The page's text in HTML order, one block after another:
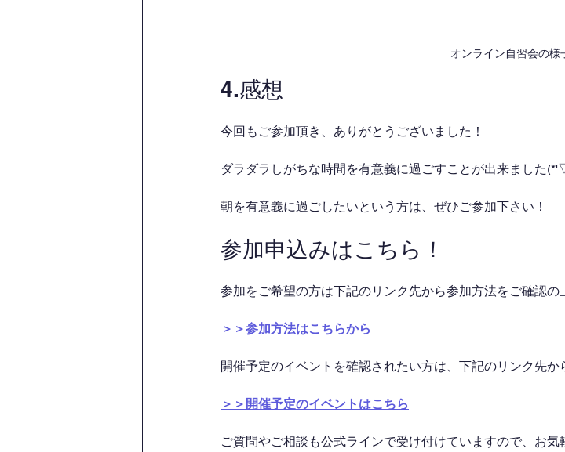
オンライン自習会の様
4.感想
今回もご参加頂き、ありがとうございました！
ダラダラしがちな時間を有意義に過ごすことが出来ました
朝を有意義に過ごしたいという方は、ぜひご参加下さい！
参加申込みはこちら！
参加をご希望の方は下記のリンク先から参加方法をご確認の
＞＞参加方法はこちらから
開催予定のイベントを確認されたい方は、下記のリンク先か
＞＞開催予定のイベントはこちら
ご質問やご相談も公式ラインで受け付けていますので、お